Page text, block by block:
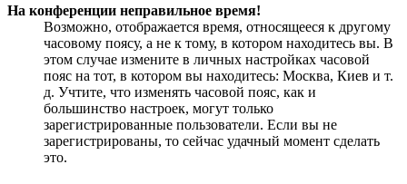
На конференции неправильное время!
Возможно, отображается время, относящееся к другому
часовому поясу, а не к тому, в котором находитесь вы. В
этом случае измените в личных настройках часовой
пояс на тот, в котором вы находитесь: Москва, Киев и т.
д. Учтите, что изменять часовой пояс, как и
большинство настроек, могут только
зарегистрированные пользователи. Если вы не
зарегистрированы, то сейчас удачный момент сделать
это.